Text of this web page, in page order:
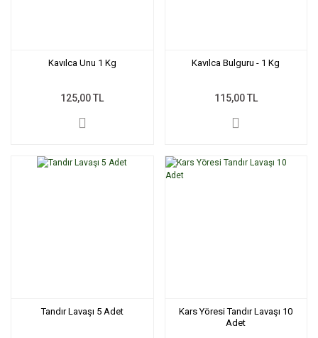
Kavılca Unu 1 Kg
125,00 TL
Kavılca Bulguru - 1 Kg
115,00 TL
Tandır Lavaşı 5 Adet
Kars Yöresi Tandır Lavaşı 10
Adet